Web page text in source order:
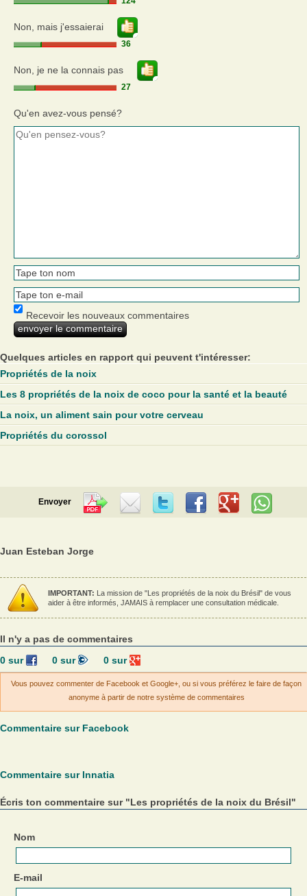
Non, mais j'essaierai
36
Non, je ne la connais pas
27
Qu'en avez-vous pensé?
Recevoir les nouveaux commentaires
Quelques articles en rapport qui peuvent t'intéresser:
Propriétés de la noix
Les 8 propriétés de la noix de coco pour la santé et la beauté
La noix, un aliment sain pour votre cerveau
Propriétés du corossol
Envoyer
Juan Esteban Jorge
IMPORTANT: La mission de "Les propriétés de la noix du Brésil" de vous
aider à être informés, JAMAIS à remplacer une consultation médicale.
Il n'y a pas de commentaires
0sur 0sur 0 sur
Vous pouvez commenter de Facebook et Google+, ou si vous préférez le faire de façon
anonyme à partir de notre système de commentaires
Commentaire sur Facebook
Commentaire sur Innatia
Écris ton commentaire sur "Les propriétés de la noix du Brésil"
Nom
E-mail